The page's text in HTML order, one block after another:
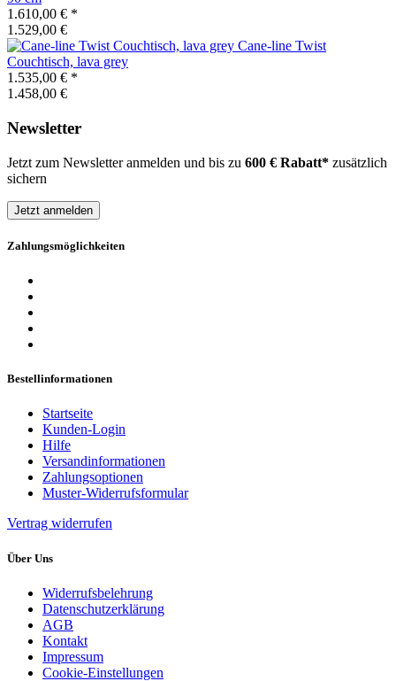
1.610,00 € *
1.529,00 €
Cane-line Twist
Couchtisch, lava grey
1.535,00 € *
1.458,00 €
Newsletter
Jetzt zum Newsletter anmelden und bis zu 600 € Rabatt* zusätzlich
sichern
Jetzt anmelden
Zahlungsmöglichkeiten
Bestellinformationen
Startseite
Kunden-Login
Hilfe
Versandinformationen
Zahlungsoptionen
Muster-Widerrufsformular
Vertrag widerrufen
Über Uns
Widerrufsbelehrung
Datenschutzerklärung
AGB
Kontakt
Impressum
Cookie-Einstellungen